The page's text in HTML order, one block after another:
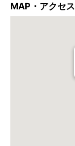
MAP・アクセス